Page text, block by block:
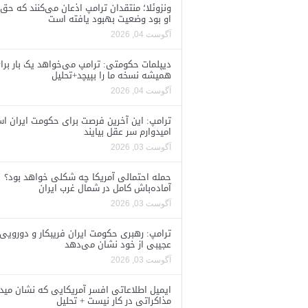
ونزوئلا؛ منتقدان ترامپ اذعان می‌کنند که حق
او بود وضعیت بهبود یافته است
آگوست 04, 2026
دیپلمات حکومتی: ترامپ می‌خواهد یک بار
همیشه نسخه ما را بپیچد+تحلیل
آگوست 04, 2026
ترامپ: این آخرین فرصت برای حکومت ایران
امیدوارم سر عقل بیایند
آگوست 03, 2026
حمله احتمالی آمریکا چه شکلی خواهد بود؟
آماده‌باش کامل در شمال غرب ایران
آگوست 03, 2026
ترامپ: رهبری حکومت ایران فریبکار و دورویی
عجیبی از خود نشان می‌دهد
آگوست 03, 2026
ایمیل اطلاعاتی افسر آمریکایی که نشان
مذاکراتی در کار نیست + تحلیل